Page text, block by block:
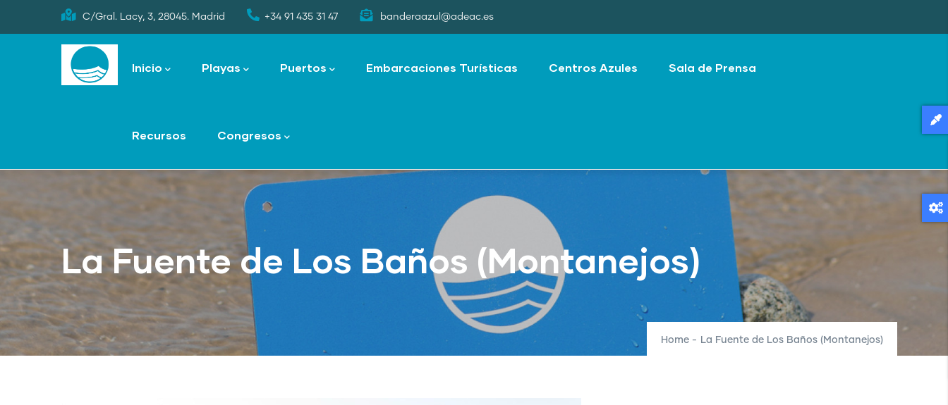
to
C/Gral. Lacy, 3, 28045. Madrid +34 91 435 31 47 banderaazul@adeac.es
navigation
Inicio Playas Puertos Embarcaciones Turísticas Centros Azules Sala de Prensa
Recursos Congresos
La Fuente de Los Baños (Montanejos)
Home - La Fuente de Los Baños (Montanejos)